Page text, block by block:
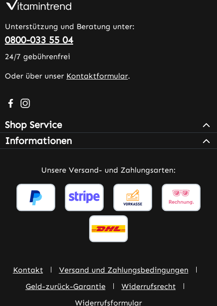
Unterstützung und Beratung unter:
0800-033 55 04
24/7 gebührenfrei
Oder über unser Kontaktformular.
Besuche uns auf Facebook – öffnet in neuem Tab
Schau auf Instagram vorbei – öffnet in neuem Tab
Shop Service
Informationen
Unsere Versand- und Zahlungsarten:
Kontakt
Versand und Zahlungsbedingungen
Geld-zurück-Garantie
Widerrufsrecht
Widerrufsformular